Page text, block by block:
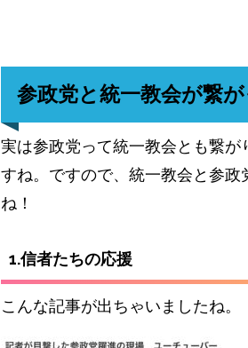
参政党と統一教会が繋
実は参政党って統一教会とも繋
すね。ですので、統一教会と参
ね！
1.信者たちの応援
こんな記事が出ちゃいましたね。